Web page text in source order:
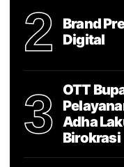
2
Brand
Digital
3
OTT
Adha
Birokrasi